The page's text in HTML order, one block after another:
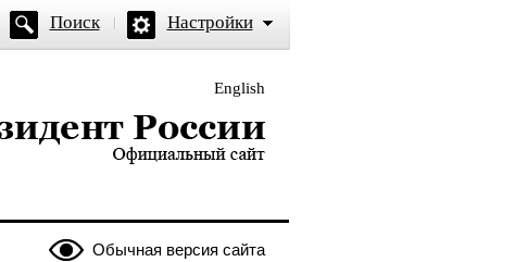
Поиск Настройки
English
— официальный сайт
Обычная версия сайта